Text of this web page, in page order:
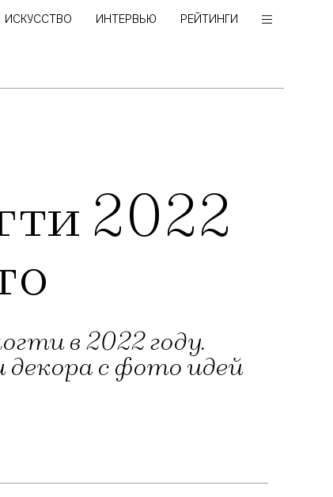
ИСКУССТВО ИНТЕРВЬЮ РЕЙТИНГИ
2022
в 2022 году.
с фото идей